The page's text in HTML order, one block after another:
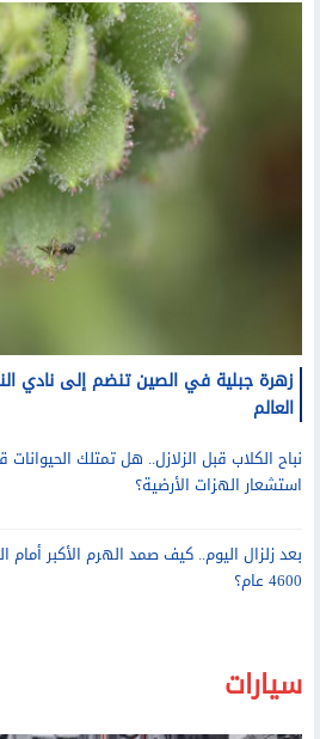
زهرة جبلية في الصين تنضم إلى نادي
العالم
نباح الكلاب قبل الزلازل.. هل تمتلك
استشعار الهزات الأرضية؟
بعد زلزال اليوم.. كيف صمد الهرم الأكبر أمام
4600 عام؟
سيارات